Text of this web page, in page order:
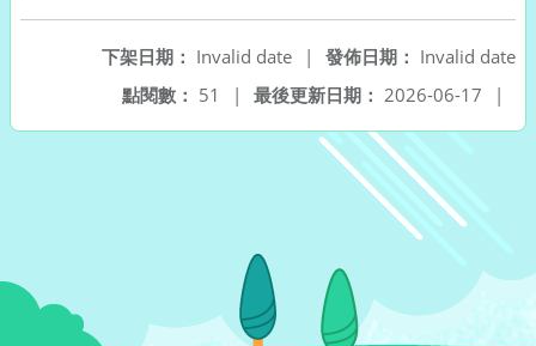
發佈日期： Invalid date
下架日期： Invalid date
|
最後更新日期： 2026-06-17 |
點閱數： 51 |